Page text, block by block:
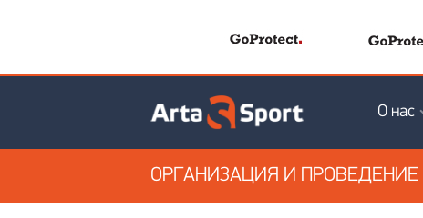
О нас
ОРГАНИЗАЦИЯ И ПРОВЕДЕНИЕ